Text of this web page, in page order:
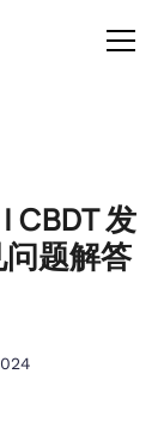
CBDT 发
题解答